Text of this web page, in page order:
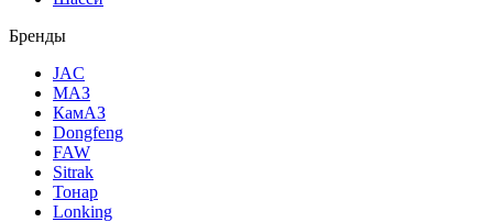
Бренды
JAC
МАЗ
КамАЗ
Dongfeng
FAW
Sitrak
Тонар
Lonking